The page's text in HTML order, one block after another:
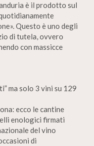
è il prodotto sul
Questo è uno degli
di tutela, ovvero
con massicce
ma solo 3 vini su 129
ecco le cantine
enologici firmati
del vino
di